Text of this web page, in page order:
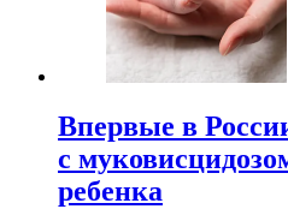
Впервые в
с
ребенка